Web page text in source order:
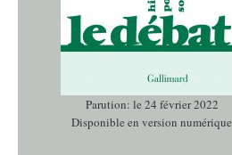
Parution: le 24 février 2022
Disponible en version numérique